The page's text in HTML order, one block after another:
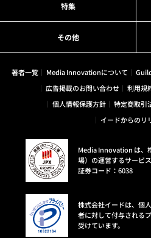
特集
その他
著者一覧 Media Innovationについて
広告掲載のお問い合わせ
利用規
個人情報保護方針
特定商取引
イードからのリ
Media Innovation は、
場）の運営するサービス
証券コード：6038
株式会社イードは、個
者に対して付与される
受けています。